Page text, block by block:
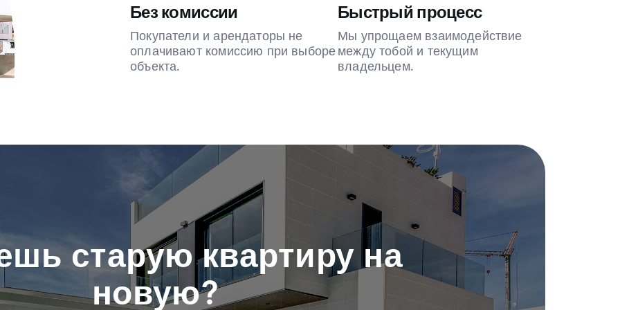
Без комиссии
Покупатели и арендаторы не
оплачивают комиссию при выборе
объекта.
Быстрый процесс
Мы упрощаем взаимодействие
между тобой и текущим
владельцем.
старую квартиру на
новую?